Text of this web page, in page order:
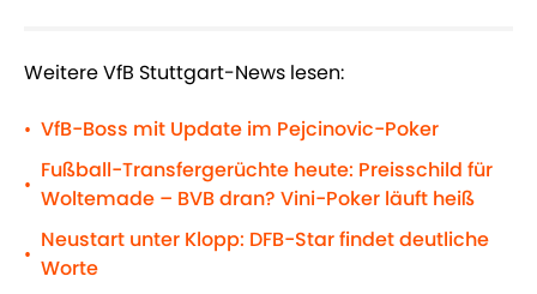
Weitere VfB Stuttgart-News lesen:
• VfB-Boss mit Update im Pejcinovic-Poker
•
Fußball-Transfergerüchte heute: Preisschild für
Woltemade – BVB dran? Vini-Poker läuft heiß
•
Neustart unter Klopp: DFB-Star findet deutliche
Worte